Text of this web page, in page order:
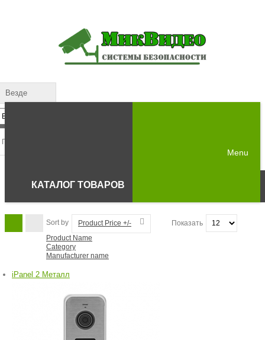
Везде
КАТАЛОГ ТОВАРОВ
Menu
Sort by
Product Price +/-
Product Name
Category
Manufacturer name
Показать
iPanel 2 Металл